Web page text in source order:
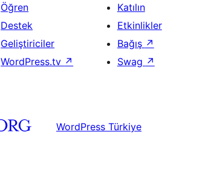
Öğren
Destek
Geliştiriciler
WordPress.tv ↗
Katılın
Etkinlikler
Bağış ↗
Swag ↗
WordPress Türkiye